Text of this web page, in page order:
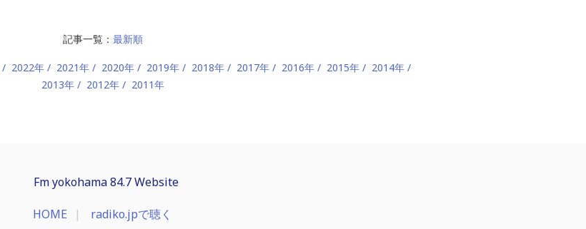
記事一覧： 最新順
2022年 2021年 2020年 2019年 2018年 2017年 2016年 2015年
2014年
2013年
2012年 2011年
Fm yokohama 84.7 Website
HOME radiko.jpで聴く